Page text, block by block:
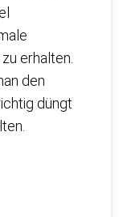
erhalten.
den
düngt